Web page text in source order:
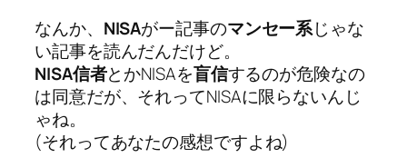
なんか、 NISAがー記事のマンセー系じゃな
い記事を読んだんだけど。
NISA信者とかNISAを盲信するのが危険なの
は同意だが、それってNISAに限らないんじ
ゃね。
(それってあなたの感想ですよね)